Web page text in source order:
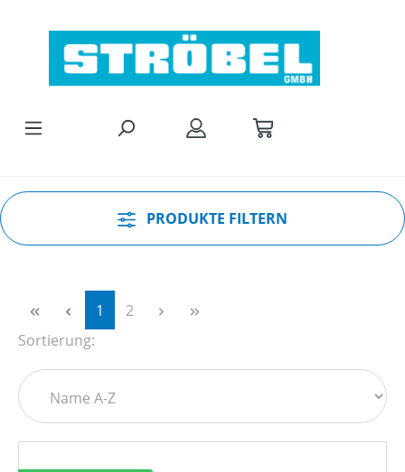
PRODUKTE FILTERN
Seite
1 Seite
2
Sortierung: